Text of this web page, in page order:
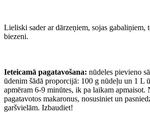
Lieliski sader ar dārzeņiem, sojas gabaliņiem,
biezeni.
Ieteicamā pagatavošana: nūdeles pievieno
ūdenim šādā proporcijā: 100 g nūdeļu un 1 L
apmēram 6-9 minūtes, ik pa laikam apmaisot.
pagatavotos makaronus, nosusiniet un
garšvielām. Izbaudiet!